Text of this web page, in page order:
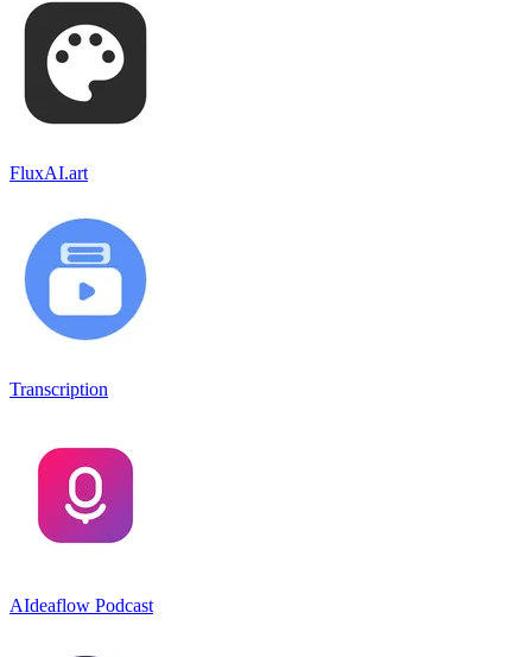
FluxAI.art
Transcription
AIdeaflow Podcast